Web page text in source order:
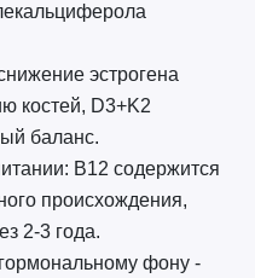
эстрогена
костей, D3+K2
баланс.
B12 содержится
происхождения,
2-3 года.
фону -